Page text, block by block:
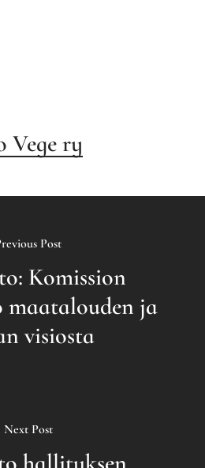
Vege ry
Post
Komission
maatalouden ja
visiosta
Next Post